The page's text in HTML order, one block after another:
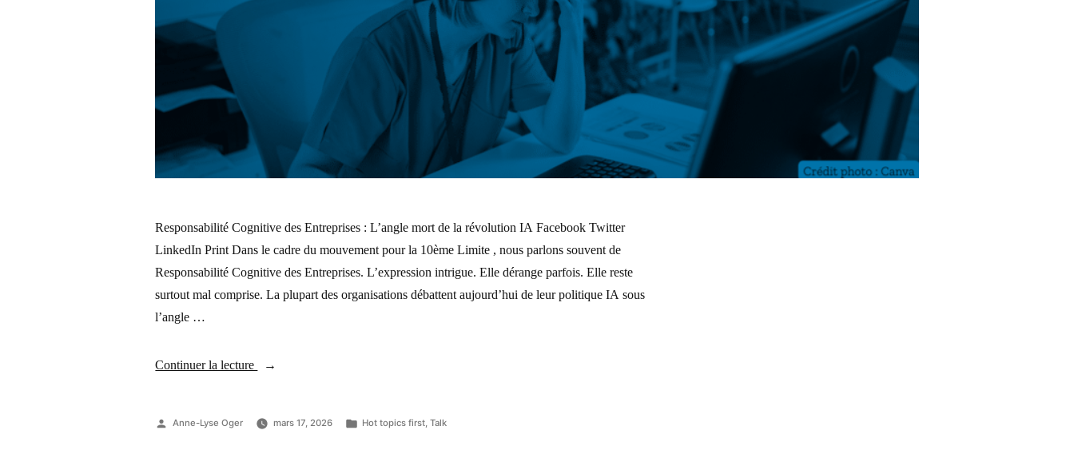
Responsabilité Cognitive des Entreprises : L’angle mort de la révolution IA Facebook Twitter
LinkedIn Print Dans le cadre du mouvement pour la 10ème Limite , nous parlons souvent de
Responsabilité Cognitive des Entreprises. L’expression intrigue. Elle dérange parfois. Elle reste
surtout mal comprise. La plupart des organisations débattent aujourd’hui de leur politique IA sous
l’angle …
Continuer la lecture
Anne-Lyse Oger mars 17, 2026 Hot topics first,Talk